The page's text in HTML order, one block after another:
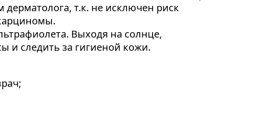
т.к. не исключен риск
Выходя на солнце,
и следить за гигиеной кожи.